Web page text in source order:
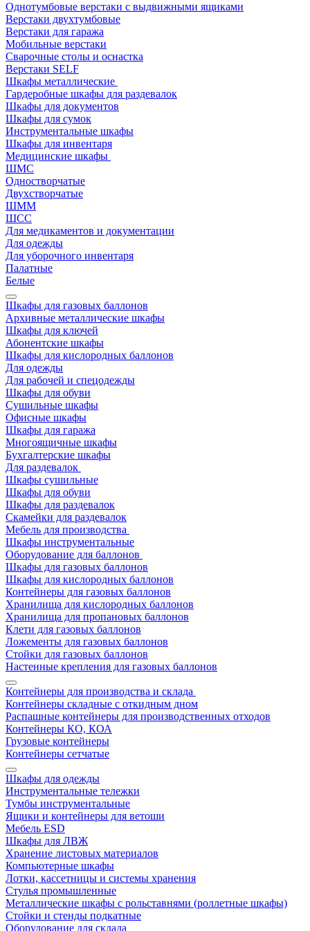
Однотумбовые верстаки с выдвижными ящиками
Верстаки двухтумбовые
Верстаки для гаража
Мобильные верстаки
Сварочные столы и оснастка
Верстаки SELF
Шкафы металлические
Гардеробные шкафы для раздевалок
Шкафы для документов
Шкафы для сумок
Инструментальные шкафы
Шкафы для инвентаря
Медицинские шкафы
ШМС
Одностворчатые
Двухстворчатые
ШММ
ШСС
Для медикаментов и документации
Для одежды
Для уборочного инвентаря
Палатные
Белые
Шкафы для газовых баллонов
Архивные металлические шкафы
Шкафы для ключей
Абонентские шкафы
Шкафы для кислородных баллонов
Для одежды
Для рабочей и спецодежды
Шкафы для обуви
Сушильные шкафы
Офисные шкафы
Шкафы для гаража
Многоящичные шкафы
Бухгалтерские шкафы
Для раздевалок
Шкафы сушильные
Шкафы для обуви
Шкафы для раздевалок
Скамейки для раздевалок
Мебель для производства
Шкафы инструментальные
Оборудование для баллонов
Шкафы для газовых баллонов
Шкафы для кислородных баллонов
Контейнеры для газовых баллонов
Хранилища для кислородных баллонов
Хранилища для пропановых баллонов
Клети для газовых баллонов
Ложементы для газовых баллонов
Стойки для газовых баллонов
Настенные крепления для газовых баллонов
Контейнеры для производства и склада
Контейнеры складные с откидным дном
Распашные контейнеры для производственных отходов
Контейнеры КО, КОА
Грузовые контейнеры
Контейнеры сетчатые
Шкафы для одежды
Инструментальные тележки
Тумбы инструментальные
Ящики и контейнеры для ветоши
Мебель ESD
Шкафы для ЛВЖ
Хранение листовых материалов
Компьютерные шкафы
Лотки, кассетницы и системы хранения
Стулья промышленные
Металлические шкафы с рольставнями (роллетные шкафы)
Стойки и стенды подкатные
Оборудование для склада